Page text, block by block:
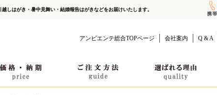
しはがき・暑中見舞い・結婚報告はがきなどをお届けいたします。
アンビエンテ総合TOPページ 会社案内 Q & A